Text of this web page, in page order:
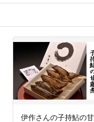
伊作さんの子持鮎の甘